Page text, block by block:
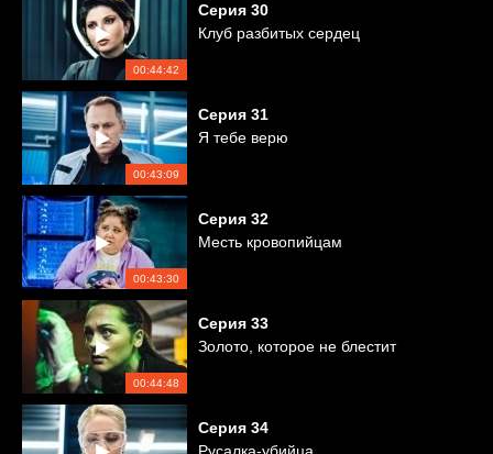
00:44:42
Серия 30
Клуб разбитых сердец
00:43:09
Серия 31
Я тебе верю
00:43:30
Серия 32
Месть кровопийцам
00:44:48
Серия 33
Золото, которое не блестит
Серия 34